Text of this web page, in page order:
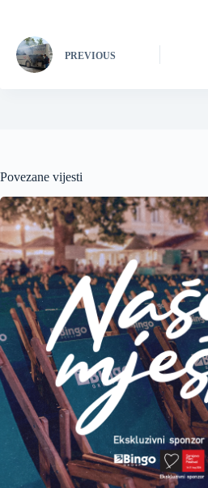
PREVIOUS
Povezane vijesti